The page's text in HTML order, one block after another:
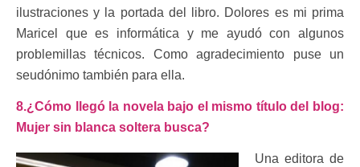
ilustraciones y la portada del libro. Dolores es mi prima
Maricel que es informática y me ayudó con algunos
problemillas técnicos. Como agradecimiento puse un
seudónimo también para ella.
8.¿Cómo llegó la novela bajo el mismo título del blog:
Mujer sin blanca soltera busca?
Una editora de